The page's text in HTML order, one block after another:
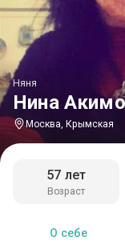
Нина
Няня
Москва, Крымская
Возраст
57 лет
О себе